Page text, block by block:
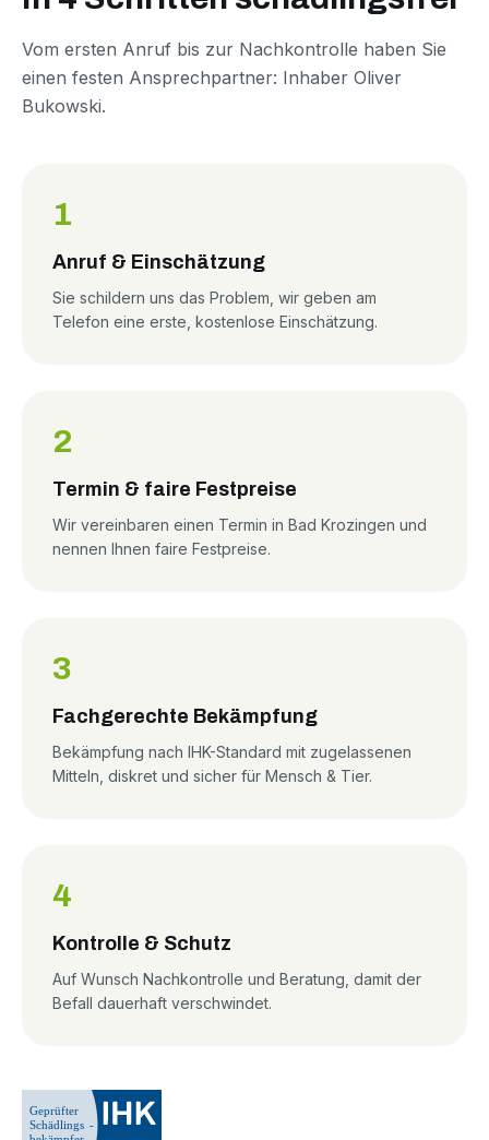
Vom ersten Anruf bis zur Nachkontrolle haben Sie
einen festen Ansprechpartner: Inhaber Oliver
Bukowski.
1
Anruf & Einschätzung
Sie schildern uns das Problem, wir geben am
Telefon eine erste, kostenlose Einschätzung.
2
Termin & faire Festpreise
Wir vereinbaren einen Termin in Bad Krozingen und
nennen Ihnen faire Festpreise.
3
Fachgerechte Bekämpfung
Bekämpfung nach IHK-Standard mit zugelassenen
Mitteln, diskret und sicher für Mensch & Tier.
4
Kontrolle & Schutz
Auf Wunsch Nachkontrolle und Beratung, damit der
Befall dauerhaft verschwindet.